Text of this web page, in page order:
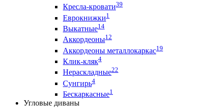
Кресла-кровати39
Еврокнижки1
Выкатные14
Аккордеоны12
Аккордеоны металлокаркас19
Клик-кляк4
Нераскладные22
Сунгирь4
Бескаркасные1
Угловые диваны